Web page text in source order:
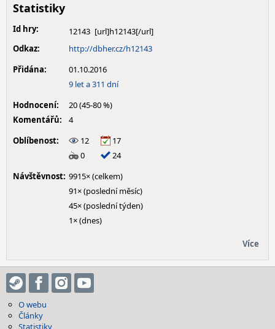
Statistiky
Id hry:
12143
Odkaz:
http://dbher.cz/h12143
Přidána:
01.10.2016
9 let a 311 dní
Hodnocení:
20 (45-80 %)
Komentářů:
4
Oblíbenost:
12
17
0
24
Návštěvnost: 9915× (celkem)
91× (poslední měsíc)
45× (poslední týden)
1× (dnes)
Více
O webu
Články
Statistiky